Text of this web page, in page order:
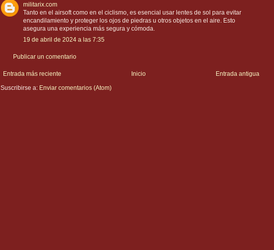
militarix.com
Tanto en el airsoft como en el ciclismo, es esencial usar lentes de sol para evitar
encandilamiento y proteger los ojos de piedras u otros objetos en el aire. Esto
asegura una experiencia más segura y cómoda.
19 de abril de 2024 a las 7:35
Publicar un comentario
Entrada más reciente Entrada antigua
Inicio
Suscribirse a: Enviar comentarios (Atom)